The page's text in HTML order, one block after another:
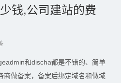
钱,公司建站的费
和discha都是不错的、简单
商做备案，备案后绑定域名和做域